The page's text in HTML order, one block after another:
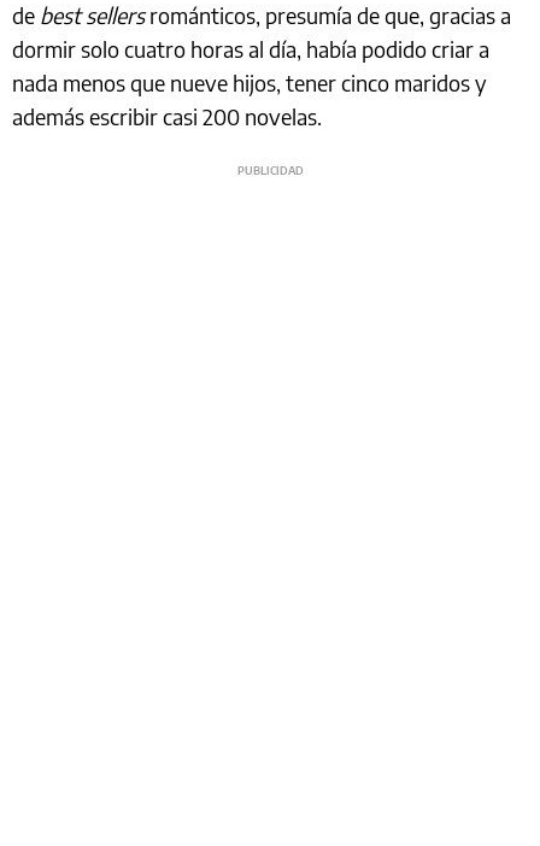
de best sellersrománticos, presumía de que, gracias a
dormir solo cuatro horas al día, había podido criar a
nada menos que nueve hijos, tener cinco maridos y
además escribir casi 200 novelas.